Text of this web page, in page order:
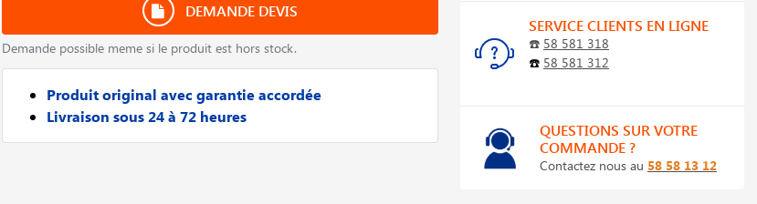
DEMANDE DEVIS
Demande possible meme si le produit est hors stock.
Produit original avec garantie accordée
Livraison sous 24 à 72 heures
SERVICE CLIENTS EN LIGNE
☎️ 58 581 318
☎️ 58 581 312
QUESTIONS SUR VOTRE
COMMANDE ?
Contactez nous au 58 58 13 12